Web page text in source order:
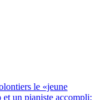
le «jeune
un pianiste accompli: